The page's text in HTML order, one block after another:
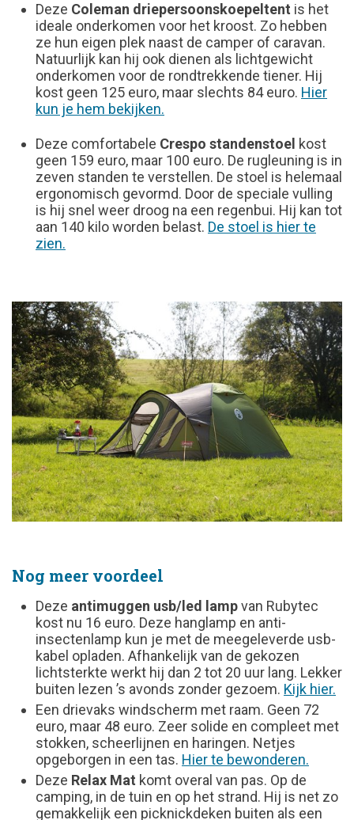
Deze Coleman driepersoonskoepeltent is het
ideale onderkomen voor het kroost. Zo hebben
ze hun eigen plek naast de camper of caravan.
Natuurlijk kan hij ook dienen als lichtgewicht
onderkomen voor de rondtrekkende tiener. Hij
kost geen 125 euro, maar slechts 84 euro. Hier
kun je hem bekijken.
Deze comfortabele Crespo standenstoel kost
geen 159 euro, maar 100 euro. De rugleuning is in
zeven standen te verstellen. De stoel is helemaal
ergonomisch gevormd. Door de speciale vulling
is hij snel weer droog na een regenbui. Hij kan tot
aan 140 kilo worden belast. De stoel is hier te
zien.
Nog meer voordeel
Deze antimuggen usb/led lampvan Rubytec
kost nu 16 euro. Deze hanglamp en anti-
insectenlamp kun je met de meegeleverde usb-
kabel opladen. Afhankelijk van de gekozen
lichtsterkte werkt hij dan 2 tot 20 uur lang. Lekker
buiten lezen ’s avonds zonder gezoem. Kijk hier.
Een drievaks windscherm met raam. Geen 72
euro, maar 48 euro. Zeer solide en compleet met
stokken, scheerlijnen en haringen. Netjes
opgeborgen in een tas. Hier te bewonderen.
Deze Relax Mat komt overal van pas. Op de
camping, in de tuin en op het strand. Hij is net zo
gemakkelijk een picknickdeken buiten als een